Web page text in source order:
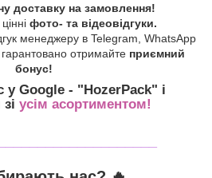
доставку на замовлення!
фото- та відеовідгуки.
менеджеру в Telegram, WhatsApp
отримайте приємний
бонус!
у Google - "HozerPack" і
усім асортиментом!